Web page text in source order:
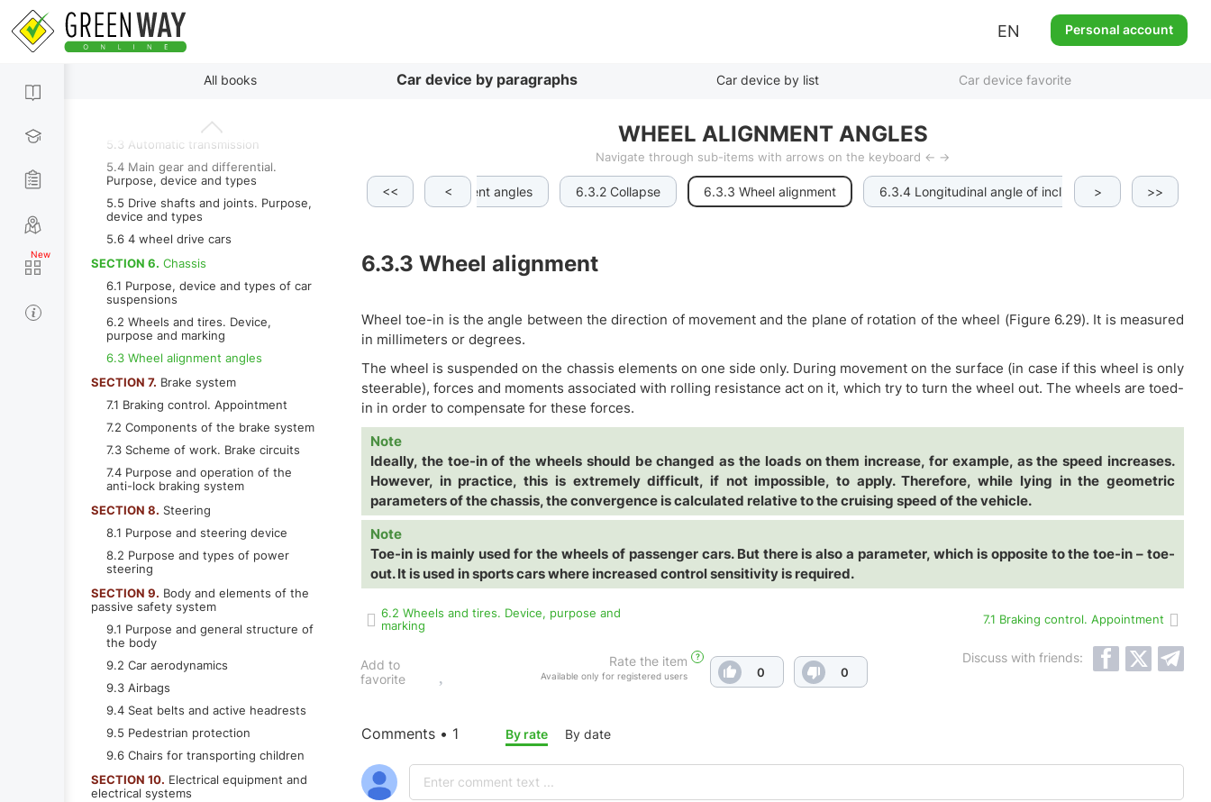
EN Personal account
All books Car device by paragraphs Car device by list Car device favorite
and diesel engines
4.12 Power supply system of modern
engines
Transmission
5.2 Mechanical transmission
5.3 Automatic transmission
5.4 Main gear and differential.
Purpose, device and types
5.5 Drive shafts and joints. Purpose,
device and types
5.6 4 wheel drive cars
SECTION 6. Chassis
6.1 Purpose, device and types of car
suspensions
6.2 Wheels and tires. Device,
purpose and marking
6.3 Wheel alignment angles
SECTION 7. Brake system
7.1 Braking control. Appointment
7.2 Components of the brake system
7.3 Scheme of work. Brake circuits
7.4 Purpose and operation of the
anti-lock braking system
SECTION 8. Steering
8.1 Purpose and steering device
8.2 Purpose and types of power
steering
SECTION 9. Body and elements of the
passive safety system
9.1 Purpose and general structure of
the body
9.2 Car aerodynamics
9.3 Airbags
9.4 Seat belts and active headrests
9.5 Pedestrian protection
9.6 Chairs for transporting children
SECTION 10. Electrical equipment and
electrical systems
WHEEL ALIGNMENT ANGLES
Navigate through sub-items with arrows on the keyboard ← →
<< <
6.3.1 Assigning wheel alignment angles 6.3.2 Collapse 6.3.3 Wheel alignment 6.3.4 Longitudinal angle of inclination of the axis of
>>
>
6.3.3 Wheel alignment
Wheel toe-in is the angle between the direction of movement and the plane of rotation of the wheel (Figure 6.29). It is measured
in millimeters or degrees.
The wheel is suspended on the chassis elements on one side only. During movement on the surface (in case if this wheel is only
steerable), forces and moments associated with rolling resistance act on it, which try to turn the wheel out. The wheels are toed-
in in order to compensate for these forces.
Note
Ideally, the toe-in of the wheels should be changed as the loads on them increase, for example, as the speed increases.
However, in practice, this is extremely difficult, if not impossible, to apply. Therefore, while lying in the geometric
parameters of the chassis, the convergence is calculated relative to the cruising speed of the vehicle.
Note
Toe-in is mainly used for the wheels of passenger cars. But there is also a parameter, which is opposite to the toe-in – toe-
out. It is used in sports cars where increased control sensitivity is required.
6.2 Wheels and tires. Device, purpose and
marking
7.1 Braking control. Appointment
Rate the item ?
Available only for registered users 0 0
Add to
favorite
Discuss with friends:
Comments • 1 By rate By date